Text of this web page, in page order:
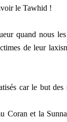
le Tawhid !
quand nous
de leur
car le but
Coran et la